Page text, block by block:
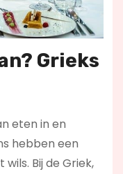
Grieks
eten in en
hebben een
Bij de Griek,